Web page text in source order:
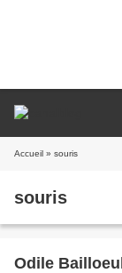
Accueil » souris
souris
Odile